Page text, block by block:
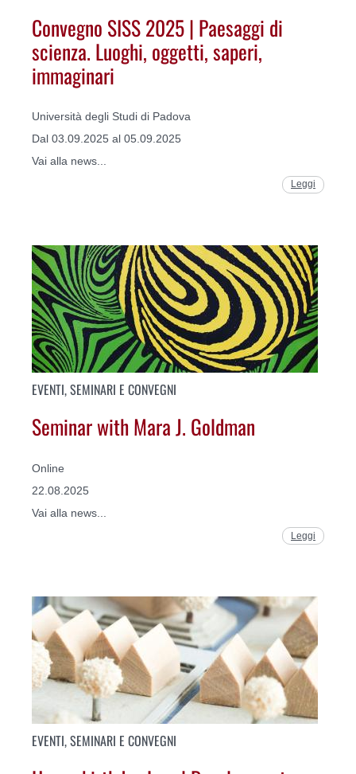
Convegno SISS 2025 | Paesaggi di
scienza. Luoghi, oggetti, saperi,
immaginari
Università degli Studi di Padova
Dal 03.09.2025 al 05.09.2025
Vai alla news...
Leggi
EVENTI, SEMINARI E CONVEGNI
Seminar with Mara J. Goldman
Online
22.08.2025
Vai alla news...
Leggi
EVENTI, SEMINARI E CONVEGNI